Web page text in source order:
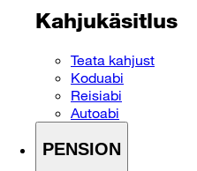
Kahjukäsitlus
Teata kahjust
Koduabi
Reisiabi
Autoabi
PENSION